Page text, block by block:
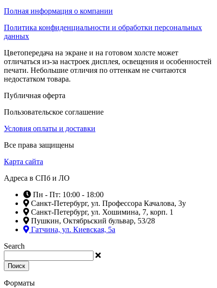
Полная информация о компании
Политика конфиденциальности и обработки персональных
данных
Цветопередача на экране и на готовом холсте может
отличаться из-за настроек дисплея, освещения и особенностей
печати. Небольшие отличия по оттенкам не считаются
недостатком товара.
Публичная оферта
Пользовательское соглашение
Условия оплаты и доставки
Все права защищены
Карта сайта
Адреса в СПб и ЛО
Пн - Пт: 10:00 - 18:00
Санкт-Петербург, ул. Профессора Качалова, 3у
Санкт-Петербург, ул. Хошимина, 7, корп. 1
Пушкин, Октябрьский бульвар, 53/28
Гатчина, ул. Киевская, 5а
Search
Поиск
Форматы